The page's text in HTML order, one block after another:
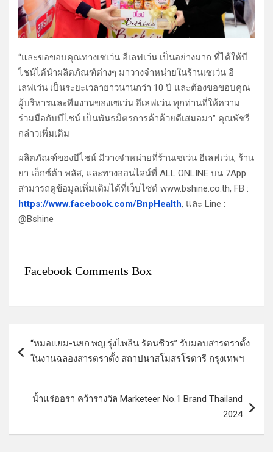
“และขอขอบคุณทางเซเว่น อีเลฟเว่น เป็นอย่างมาก ที่ได้ให้บี
ไชน์ได้นำผลิตภัณฑ์ต่างๆ มาวางจำหน่ายในร้านเซเว่น อี
เลฟเว่น เป็นระยะเวลายาวนานกว่า 10 ปี และต้องขอขอบคุณ
ผู้บริหารและทีมงานของเซเว่น อีเลฟเว่น ทุกท่านที่ให้ความ
ร่วมมือกับบีไชน์ เป็นพันธมิตรการค้าด้วยดีเสมอมา” คุณพัชรี
กล่าวเพิ่มเติม
ผลิตภัณฑ์ของบีไชน์ มีวางจำหน่ายที่ร้านเซเว่น อีเลฟเว่น, ร้าน
ยา เอ็กซ์ต้า พลัส, และทางออนไลน์ที่ ALL ONLINE บน 7App
สามารถดูข้อมูลเพิ่มเติมได้ที่เว็บไซต์ www.bshine.co.th, FB :
https://www.facebook.com/BnpHealth, และ Line :
@Bshine
Facebook Comments Box
น
ว
“หมอแยม-นยก.พญ.รุ่งไพลิน รัตนชีวร” รับมอบสารตราตั้ง
ในงานฉลองสารตราตั้ง สถาปนาสโมสรโรตารี กรุงเทพฯ
น้ำแร่ออรา คว้ารางวัล Marketeer No.1 Brand Thailand
2024